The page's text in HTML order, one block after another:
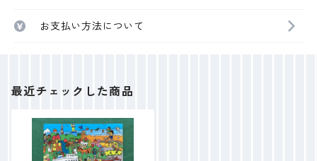
お支払い方法について
最近チェックした商品